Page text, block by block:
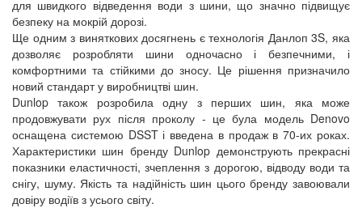
для швидкого відведення води з шини, що значно підвищує
безпеку на мокрій дорозі.
Ще одним з виняткових досягнень є технологія Данлоп 3S, яка
дозволяє розробляти шини одночасно і безпечними, і
комфортними та стійкими до зносу. Це рішення призначило
новий стандарт у виробництві шин.
Dunlop також розробила одну з перших шин, яка може
продовжувати рух після проколу - це була модель Denovo
оснащена системою DSST і введена в продаж в 70-их роках.
Характеристики шин бренду Dunlop демонструють прекрасні
показники еластичності, зчеплення з дорогою, відводу води та
снігу, шуму. Якість та надійність шин цього бренду завоювали
довіру водіїв з усього світу.